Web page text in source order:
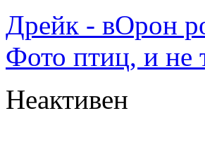
Дрейк - вОрон
Фото птиц, и не
Неактивен